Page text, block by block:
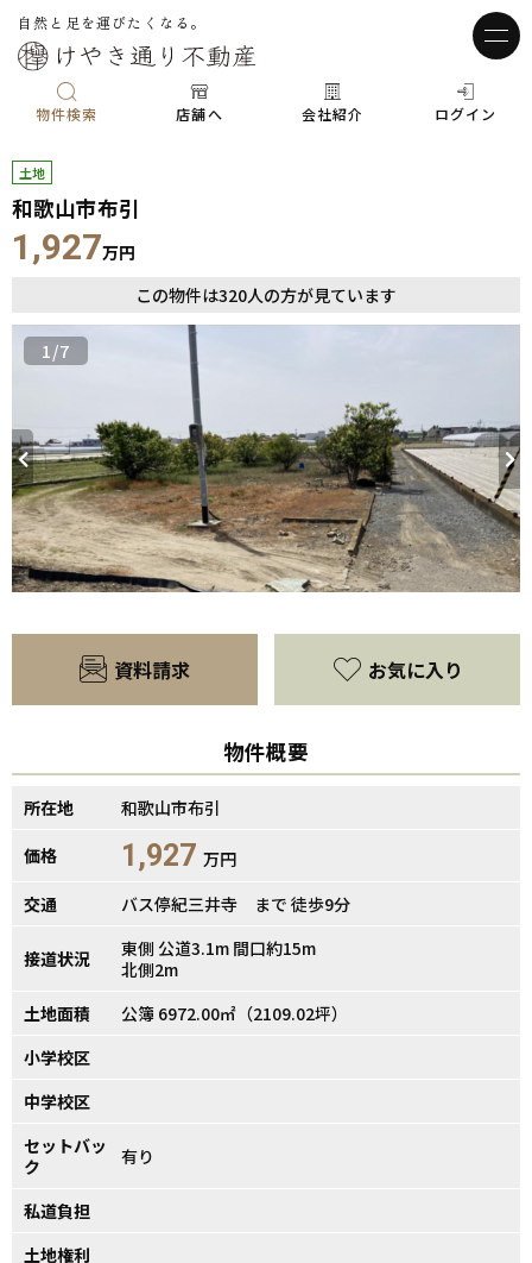
自然と足を運びたくなる。
物件検索 店舗へ 会社紹介 ログイン
土地
和歌山市布引
1,927万円
この物件は320人の方が見ています
1/7
資料請求 お気に入り
物件概要
所在地
和歌山市布引
価格
1,927 万円
交通
バス停紀三井寺 まで 徒歩9分
接道状況
東側 公道3.1m 間口約15m
北側2m
土地面積
公簿 6972.00㎡（2109.02坪）
小学校区
中学校区
セットバッ
ク
有り
私道負担
土地権利